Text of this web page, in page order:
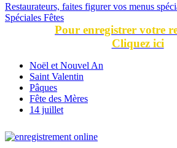
Restaurateurs, faites figurer vos menus
Spéciales Fêtes
Pour enregistrer votre
Cliquez ici
Noël et Nouvel An
Saint Valentin
Pâques
Fête des Mères
14 juillet